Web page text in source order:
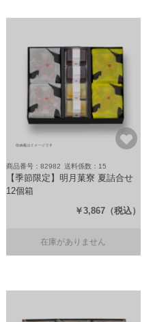
商品番号：82982 送料係数：15
【季節限定】明月菓寮 夏詰合せ
12個箱
（水かんてん(小豆2個・フルーツ
￥3,867 （税込）
在庫がありません